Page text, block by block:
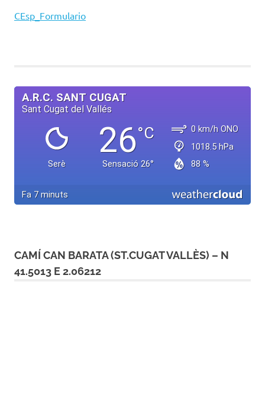
CEsp_Formulario
CAMÍ CAN BARATA (ST.CUGAT VALLÈS) – N
41.5013 E 2.06212